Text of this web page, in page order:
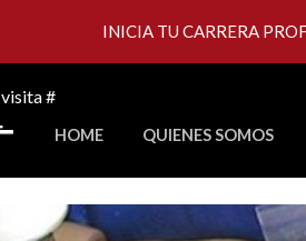
visita #
HOME QUIENES SOMOS
INICIA TU CARRERA